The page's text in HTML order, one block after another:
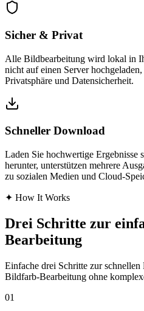
Sicher & Privat
Alle Bildbearbeitung wird lokal in
nicht auf einen Server
Privatsphäre und Datensicherheit.
Schneller Download
Laden Sie hochwertige Ergebnisse
herunter, unterstützen mehrere
zu sozialen Medien und Cloud-
✦ How It Works
Drei Schritte zur
Bearbeitung
Einfache drei Schritte zur
Bildfarb-Bearbeitung ohne
01